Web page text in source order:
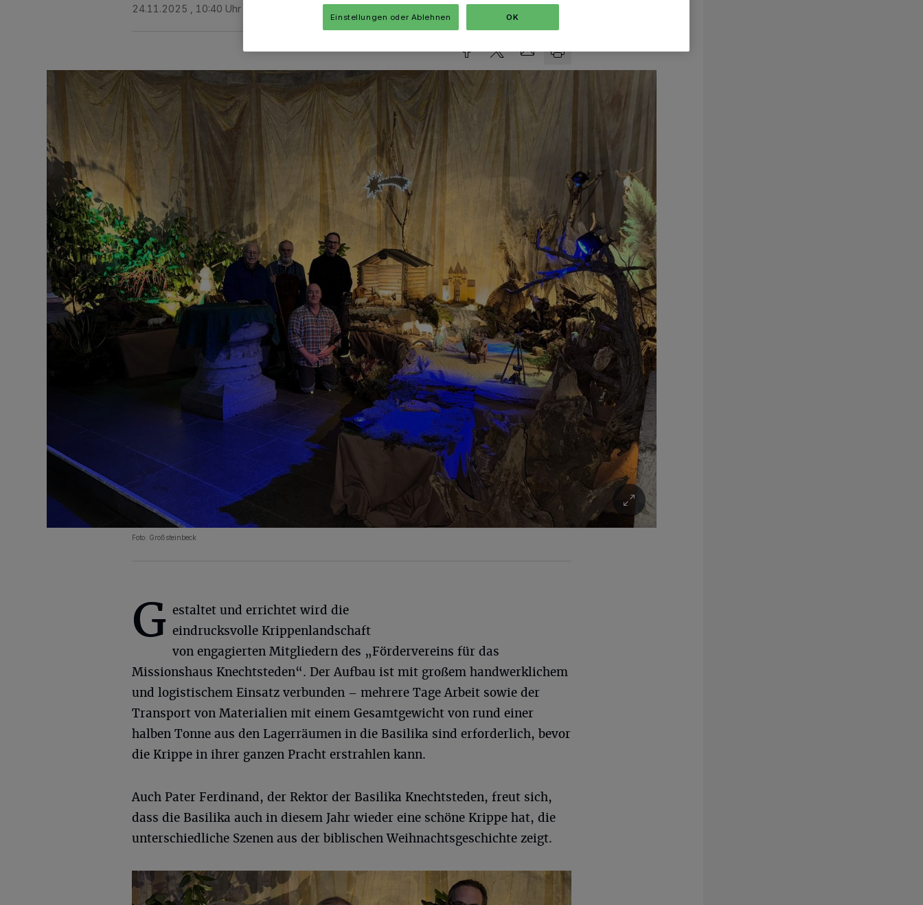
24.11.2025 , 10:40 Uhr Eine Minute Lesezeit
Foto: Großsteinbeck
G estaltet und errichtet wird die
eindrucksvolle Krippenlandschaft
von engagierten Mitgliedern des „Fördervereins für das
Missionshaus Knechtsteden“. Der Aufbau ist mit großem handwerklichem
und logistischem Einsatz verbunden – mehrere Tage Arbeit sowie der
Transport von Materialien mit einem Gesamtgewicht von rund einer
halben Tonne aus den Lagerräumen in die Basilika sind erforderlich, bevor
die Krippe in ihrer ganzen Pracht erstrahlen kann.
Auch Pater Ferdinand, der Rektor der Basilika Knechtsteden, freut sich,
dass die Basilika auch in diesem Jahr wieder eine schöne Krippe hat, die
unterschiedliche Szenen aus der biblischen Weihnachtsgeschichte zeigt.
Einstellungen oder Ablehnen OK